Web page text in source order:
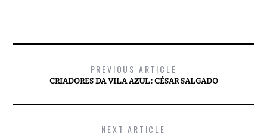
PREVIOUS ARTICLE
CRIADORES DA VILA AZUL: CÉSAR SALGADO
NEXT ARTICLE